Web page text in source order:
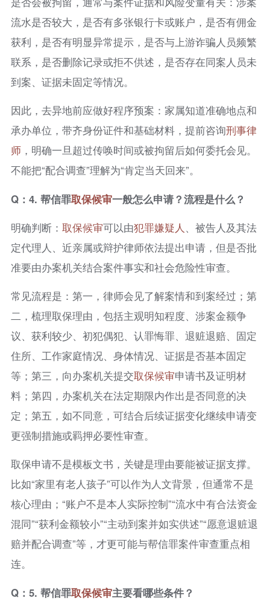
流水是否较大，是否有多张银行卡或账户，是否有佣金
获利，是否有明显异常提示，是否与上游诈骗人员频繁
联系，是否删除记录或拒不供述，是否存在同案人员未
到案、证据未固定等情况。
因此，去异地前应做好程序预案：家属知道准确地点和
承办单位，带齐身份证件和基础材料，提前咨询刑事律
师，明确一旦超过传唤时间或被拘留后如何委托会见。
不能把“配合调查”理解为“肯定当天回来”。
Q：4. 帮信罪取保候审一般怎么申请？流程是什么？
明确判断： 取保候审可以由犯罪嫌疑人 、被告人及其法
定代理人、近亲属或辩护律师依法提出申请，但是否批
准要由办案机关结合案件事实和社会危险性审查。
常见流程是：第一，律师会见了解案情和到案经过；第
二，梳理取保理由，包括主观明知程度、涉案金额争
议、获利较少、初犯偶犯、认罪悔罪、退赃退赔、固定
住所、工作家庭情况、身体情况、证据是否基本固定
等；第三，向办案机关提交取保候审申请书及证明材
料；第四，办案机关在法定期限内作出是否同意的决
定；第五，如不同意，可结合后续证据变化继续申请变
更强制措施或羁押必要性审查。
取保申请不是模板文书，关键是理由要能被证据支撑。
比如“家里有老人孩子”可以作为人文背景，但通常不是
核心理由；“账户不是本人实际控制”“流水中有合法资金
混同”“获利金额较小”“主动到案并如实供述”“愿意退赃退
赔并配合调查”等，才更可能与帮信罪案件审查重点相
连。
Q：5. 帮信罪取保候审主要看哪些条件？